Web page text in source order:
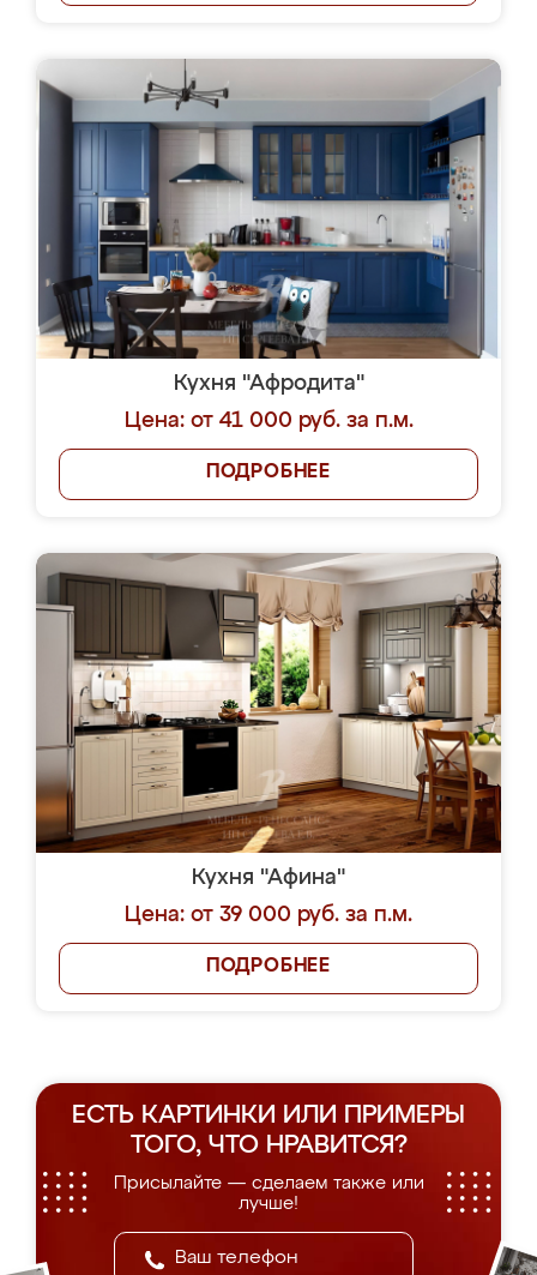
Кухня "Афродита"
Цена: от 41 000 руб. за п.м.
ПОДРОБНЕЕ
Кухня "Афина"
Цена: от 39 000 руб. за п.м.
ПОДРОБНЕЕ
ЕСТЬ КАРТИНКИ ИЛИ ПРИМЕРЫ
ТОГО, ЧТО НРАВИТСЯ?
Присылайте — сделаем также или
лучше!